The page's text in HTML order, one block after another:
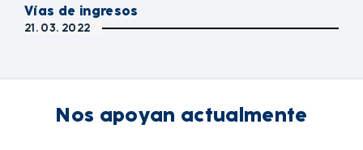
Vías de ingresos
21. 03. 2022
Nos apoyan actualmente